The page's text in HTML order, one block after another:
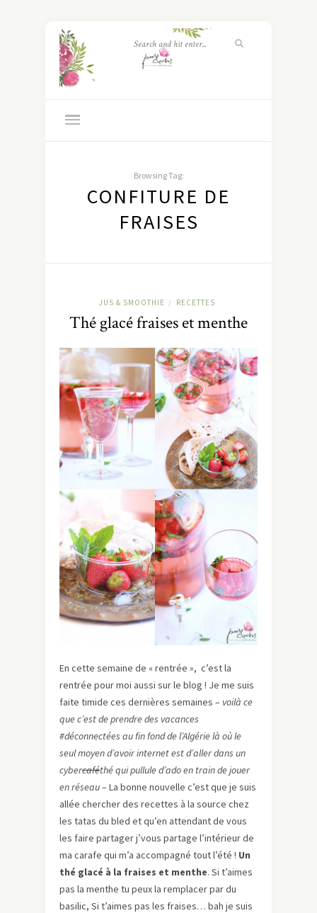
Browsing Tag:
CONFITURE DE
FRAISES
JUS & SMOOTHIE / RECETTES
Thé glacé fraises et menthe
En cette semaine de « rentrée », c’est la
rentrée pour moi aussi sur le blog ! Je me suis
faite timide ces dernières semaines – voilà ce
que c’est de prendre des vacances
#déconnectées au fin fond de l’Algérie là où le
seul moyen d’avoir internet est d’aller dans un
cybercaféthé qui pullule d’ado en train de jouer
en réseau– La bonne nouvelle c’est que je suis
allée chercher des recettes à la source chez
les tatas du bled et qu’en attendant de vous
les faire partager j’vous partage l’intérieur de
ma carafe qui m’a accompagné tout l’été ! Un
thé glacé à la fraises et menthe. Si t’aimes
pas la menthe tu peux la remplacer par du
basilic, Si t’aimes pas les fraises… bah je suis